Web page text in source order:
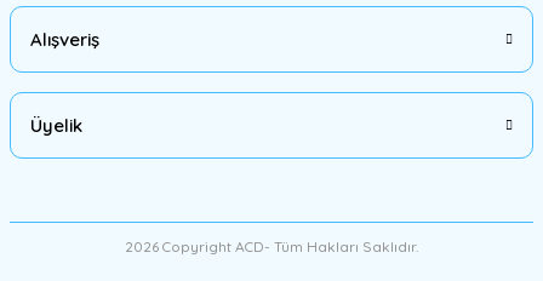
Alışveriş
Üyelik
2026 Copyright ACD- Tüm Hakları Saklıdır.